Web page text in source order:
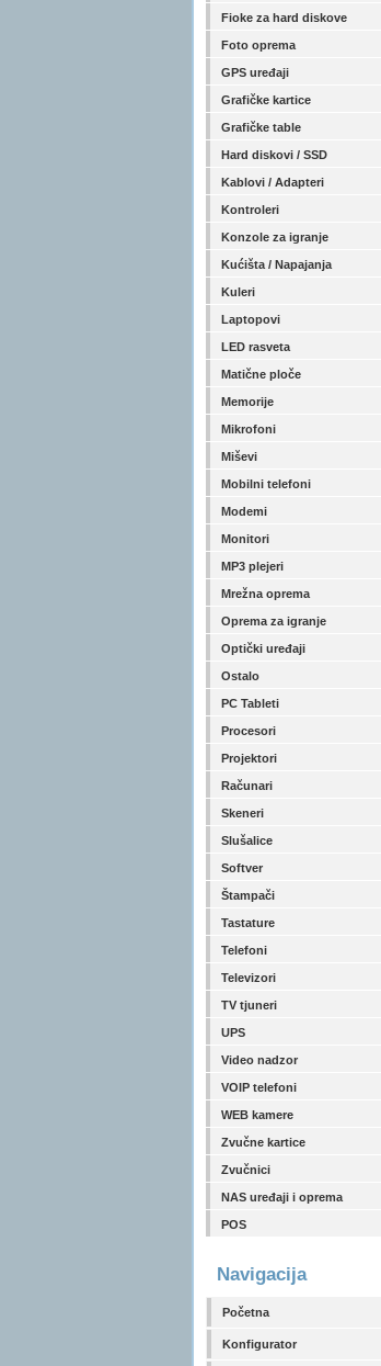
Fioke za hard diskove
Foto oprema
GPS uređaji
Grafičke kartice
Grafičke table
Hard diskovi / SSD
Kablovi / Adapteri
Kontroleri
Konzole za igranje
Kućišta / Napajanja
Kuleri
Laptopovi
LED rasveta
Matične ploče
Memorije
Mikrofoni
Miševi
Mobilni telefoni
Modemi
Monitori
MP3 plejeri
Mrežna oprema
Oprema za igranje
Optički uređaji
Ostalo
PC Tableti
Procesori
Projektori
Računari
Skeneri
Slušalice
Softver
Štampači
Tastature
Telefoni
Televizori
TV tjuneri
UPS
Video nadzor
VOIP telefoni
WEB kamere
Zvučne kartice
Zvučnici
NAS uređaji i oprema
POS
Navigacija
Početna
Konfigurator